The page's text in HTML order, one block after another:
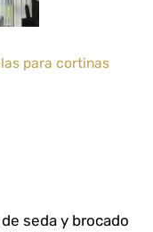
para cortinas
seda y brocado